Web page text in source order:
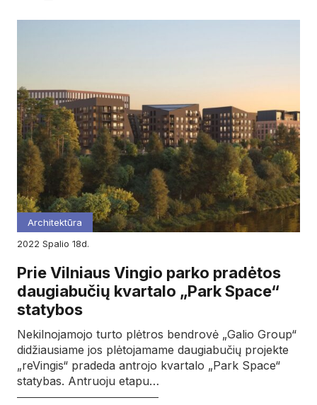
Architektūra
2022
spalio 18d.
Prie Vilniaus Vingio parko pradėtos
daugiabučių kvartalo „Park Space“
statybos
Nekilnojamojo turto plėtros bendrovė „Galio Group“
didžiausiame jos plėtojamame daugiabučių projekte
„reVingis“ pradeda antrojo kvartalo „Park Space“
statybas. Antruoju etapu…